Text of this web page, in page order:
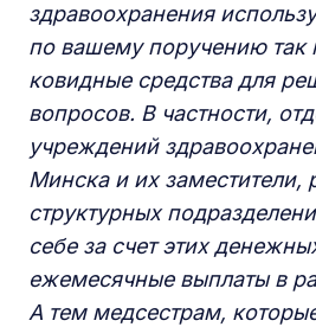
здравоохранения
по вашему поручению так
ковидные средства для
вопросов. В частности,
учреждений
Минска и их заместители,
структурных
себе за счет этих
ежемесячные выплаты в
А тем медсестрам,